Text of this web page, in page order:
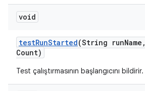
void
testRunStarted(String runName ,
Count)
Test çalıştırmasının başlangıcını bildirir.